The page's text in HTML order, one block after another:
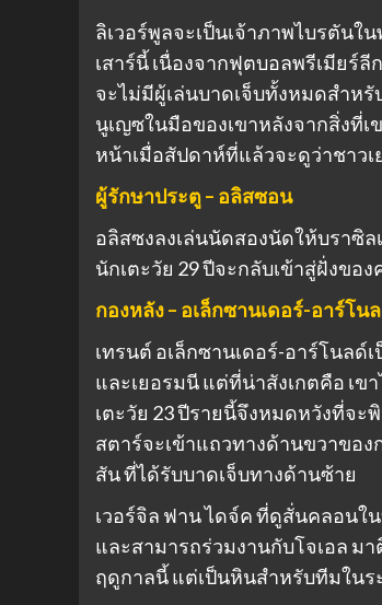
ลิเวอร์พูลจะเป็นเจ้าภาพไบรตัน
เสาร์นี้ เนื่องจากฟุตบอลพรีเมียร์
จะไม่มีผู้เล่นบาดเจ็บทั้งหมดสำห
นูเญซในมือของเขาหลังจากสิ่งที่เ
หน้าเมื่อสัปดาห์ที่แล้วจะดูว่าชาว
ผู้รักษาประตู – อลิสซอน
อลิสซงลงเล่นนัดสองนัดให้บราซิ
นักเตะวัย 29 ปีจะกลับเข้าสู่ฝั่งข
กองหลัง – อเล็กซานเดอร์-อาร์โ
เทรนต์ อเล็กซานเดอร์-อาร์โนล
และเยอรมนี แต่ที่น่าสังเกตคือ เ
เตะวัย 23 ปีรายนี้จึงหมดหวังที่จ
สตาร์จะเข้าแถวทางด้านขวาขอ
สัน ที่ได้รับบาดเจ็บทางด้านซ้าย
เวอร์จิล ฟาน ไดจ์ค ที่ดูสั่นคลอนใ
และสามารถร่วมงานกับโจเอล ม
ฤดูกาลนี้ แต่เป็นหินสำหรับทีมในร